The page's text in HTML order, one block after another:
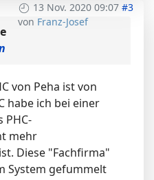
13 Nov. 2020 09:07 #3
von Franz-Josef
von Peha ist von
habe ich bei einer
PHC-
mehr
Diese "Fachfirma"
System gefummelt